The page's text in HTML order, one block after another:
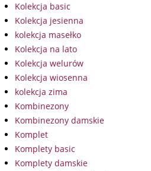
Kolekcja basic
Kolekcja jesienna
kolekcja masełko
Kolekcja na lato
Kolekcja welurów
Kolekcja wiosenna
kolekcja zima
Kombinezony
Kombinezony damskie
Komplet
Komplety basic
Komplety damskie